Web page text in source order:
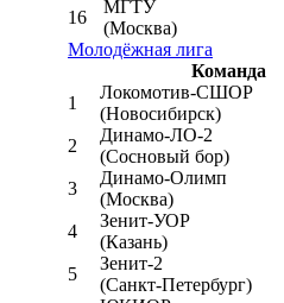
16
МГТУ
(Москва)
Молодёжная лига
Команда
1
Локомотив-CШОР
(Новосибирск)
2
Динамо-ЛО-2
(Сосновый бор)
3
Динамо-Олимп
(Москва)
4
Зенит-УОР
(Казань)
5
Зенит-2
(Санкт-Петербург)